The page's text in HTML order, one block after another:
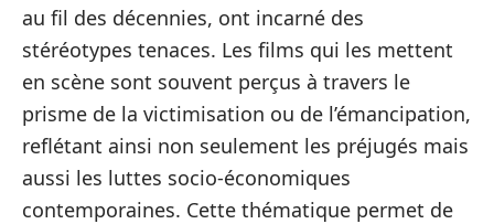
au fil des décennies, ont incarné des
stéréotypes tenaces. Les films qui les mettent
en scène sont souvent perçus à travers le
prisme de la victimisation ou de l’émancipation,
reflétant ainsi non seulement les préjugés mais
aussi les luttes socio-économiques
contemporaines. Cette thématique permet de